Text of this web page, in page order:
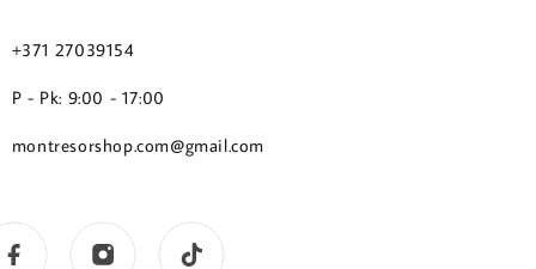
+371 27039154
P - Pk: 9:00 - 17:00
montresorshop.com@gmail.com